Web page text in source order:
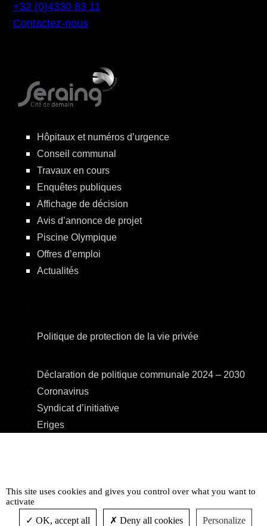
+32 (0)4330 83 11
Contactez-nous
Hôpitaux et numéros d’urgence
Conseil communal
Travaux en cours
Enquêtes publiques
Affichage de décision
Avis d’annonce de projet
Piscine Olympique
Offres d’emploi
Actualités
Politique de protection de la vie privée
Déclaration de politique communale 2024 – 2030
Coronavirus
Syndicat d’initiative
Eriges
Accessibilité
This site uses cookies and gives you control over what you want to
activate
OK, accept all Deny all cookies Personalize